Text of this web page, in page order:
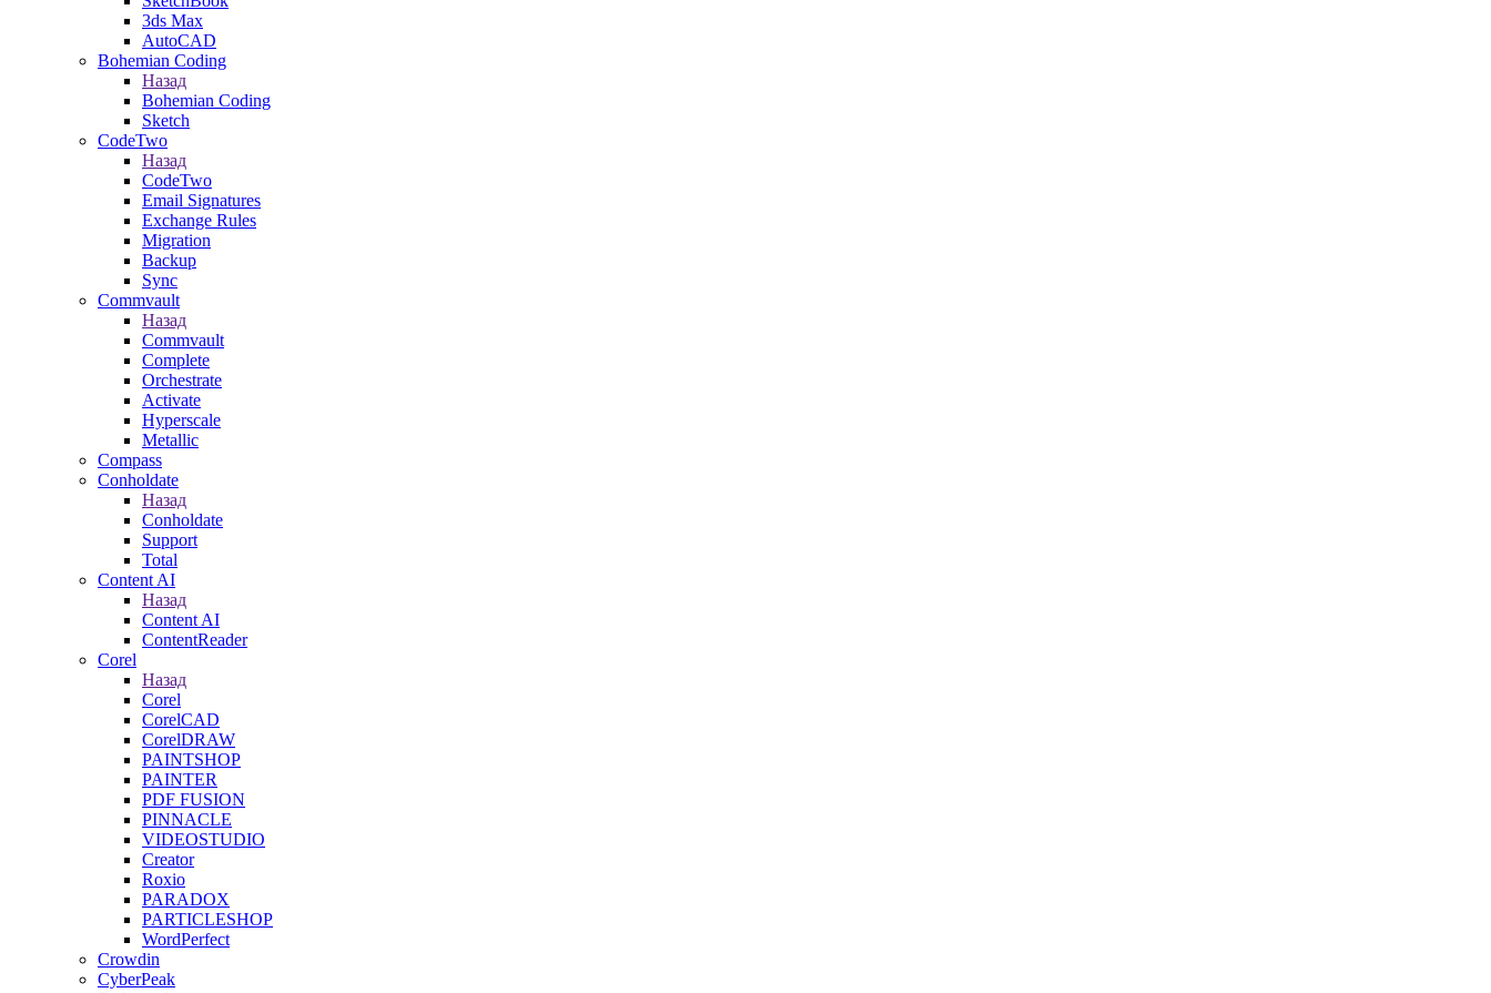
3ds Max
AutoCAD
Bohemian Coding
Назад
Bohemian Coding
Sketch
CodeTwo
Назад
CodeTwo
Email Signatures
Exchange Rules
Migration
Backup
Sync
Commvault
Назад
Commvault
Complete
Orchestrate
Activate
Hyperscale
Metallic
Compass
Conholdate
Назад
Conholdate
Support
Total
Content AI
Назад
Content AI
ContentReader
Corel
Назад
Corel
CorelCAD
CorelDRAW
PAINTSHOP
PAINTER
PDF FUSION
PINNACLE
VIDEOSTUDIO
Creator
Roxio
PARADOX
PARTICLESHOP
WordPerfect
Crowdin
CyberPeak